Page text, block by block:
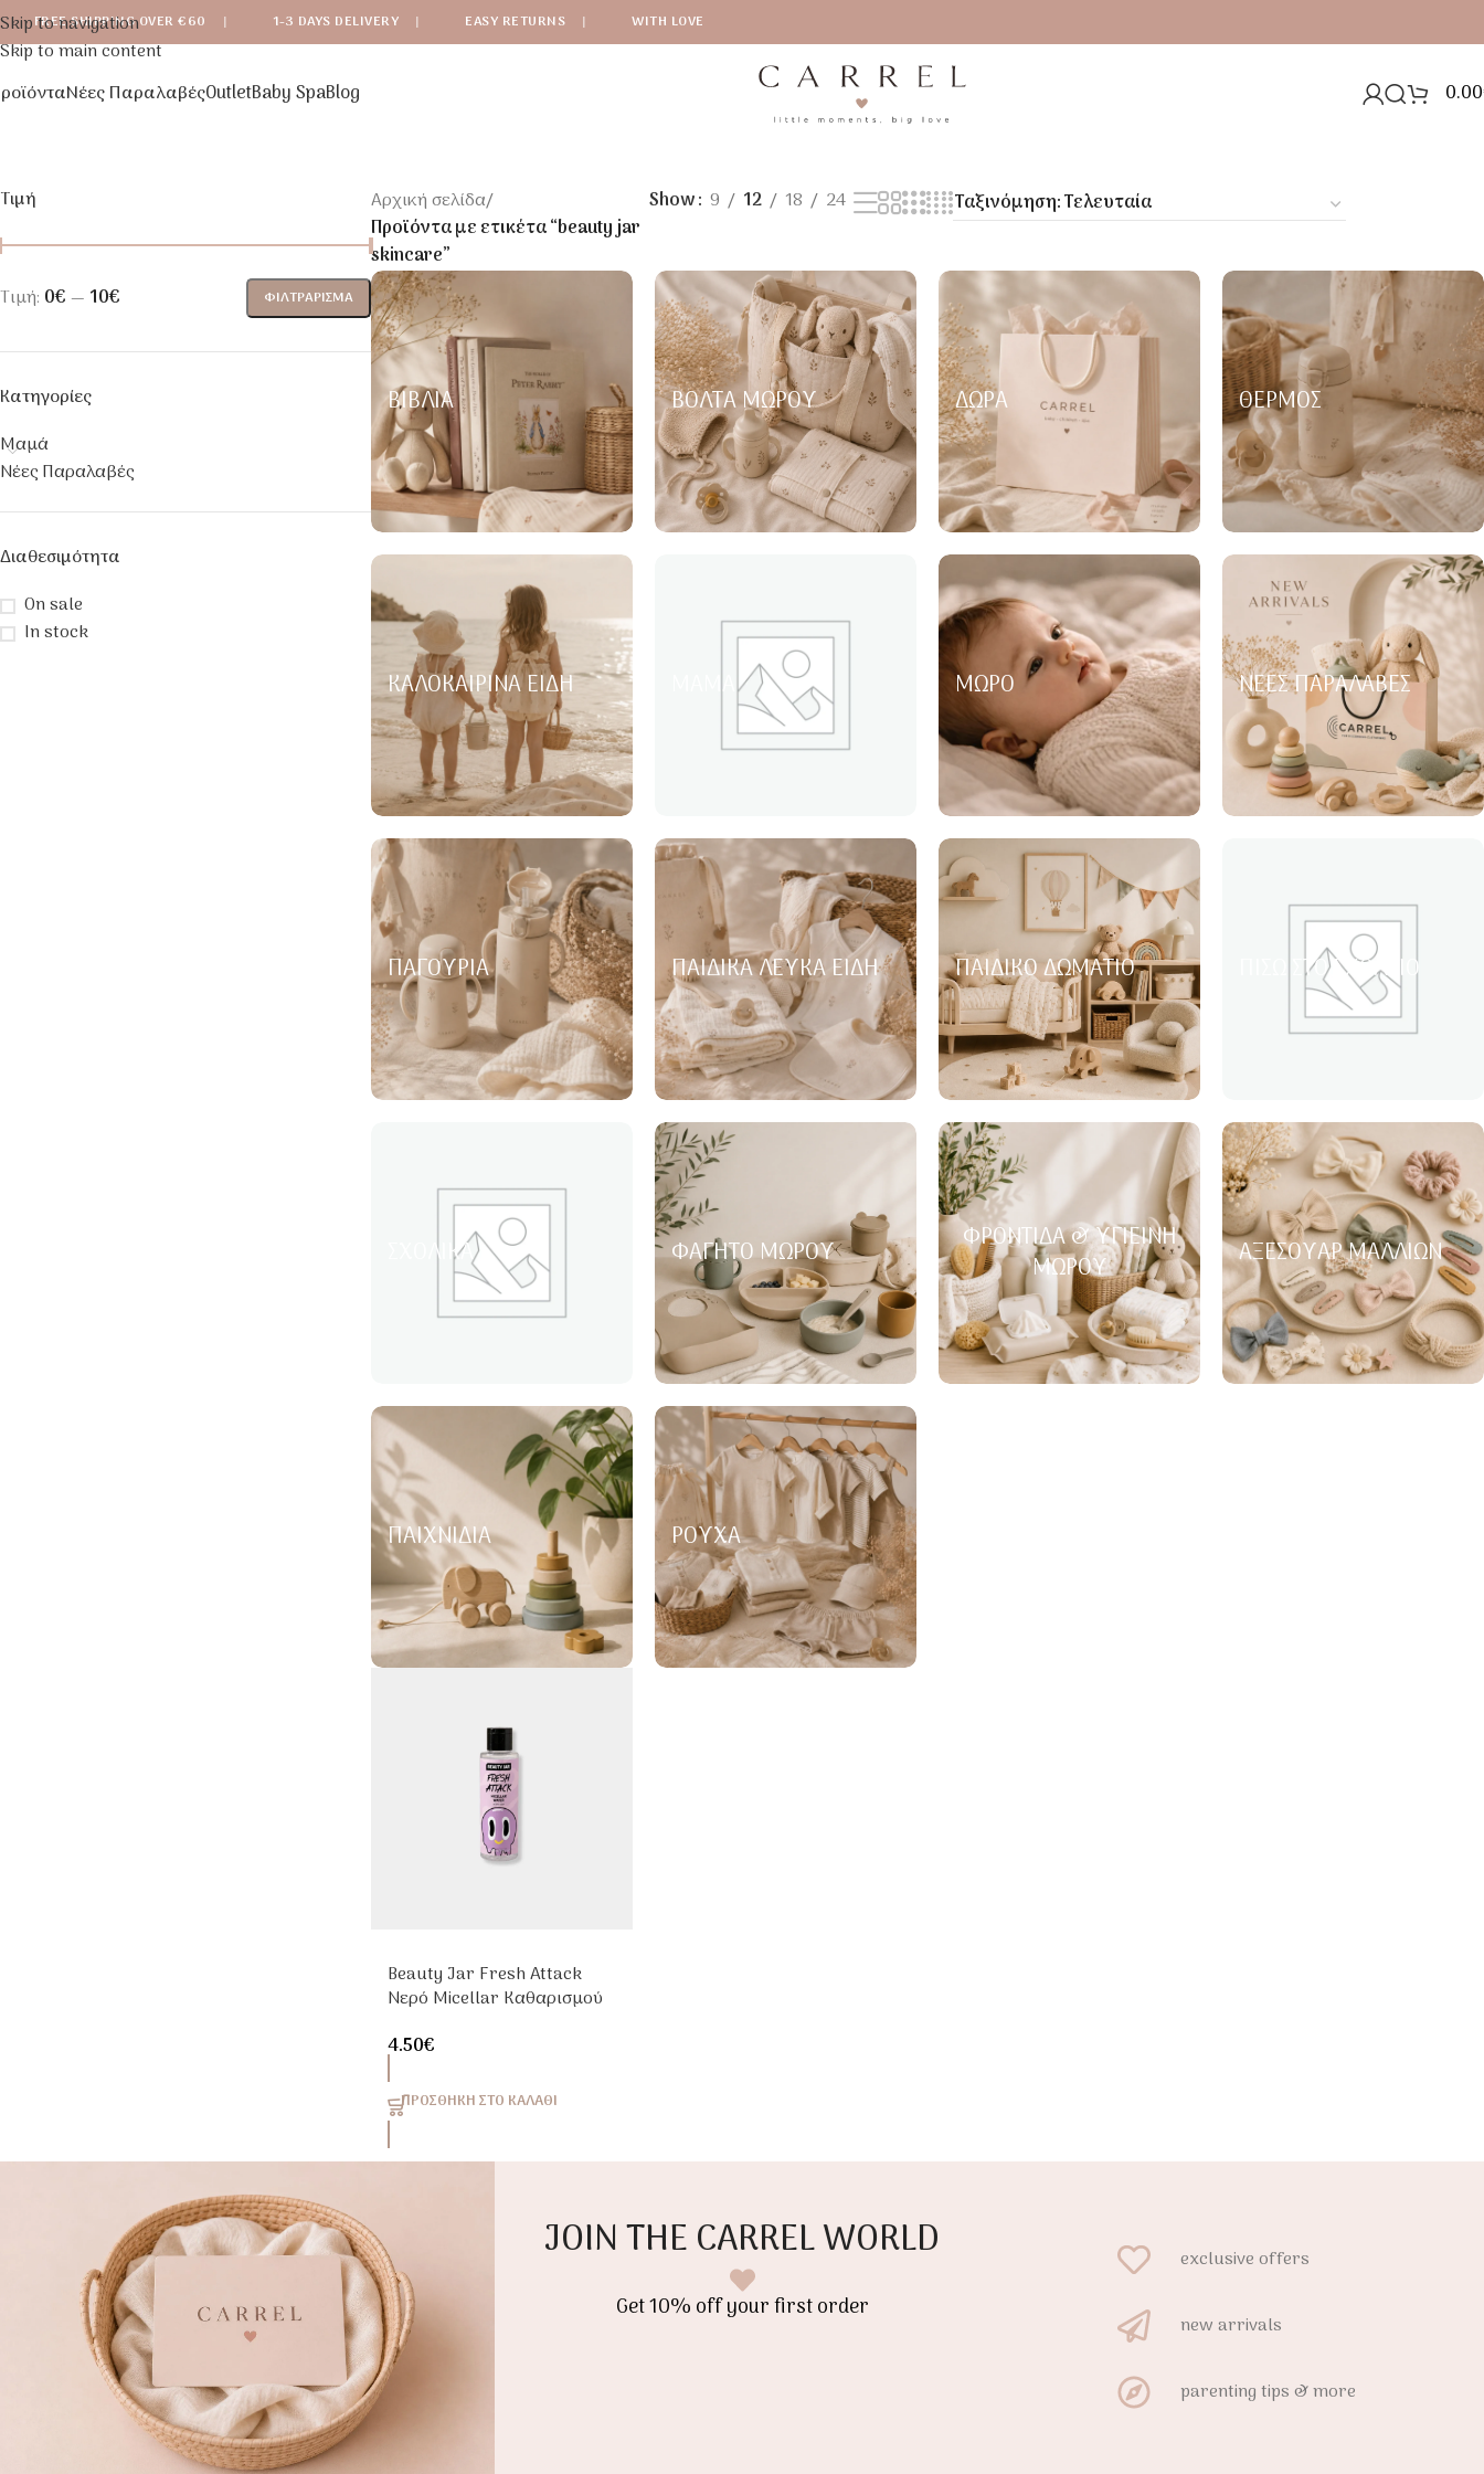
Skip to navigation
Skip to main content
FREE SHIPPING OVER €60 | 1-3 DAYS DELIVERY | EASY RETURNS | WITH LOVE
Νέες ΠαραλαβέςOutletBaby SpaBlog 0.00
Τιμή
ΦΙΛΤΡΆΡΙΣΜΑ
Τιμή: 0€— 10€
Κατηγορίες
Μαμά
Νέες Παραλαβές
Διαθεσιμότητα
On sale
In stock
Αρχική σελίδα/
Προϊόντα με ετικέτα “beauty jar
skincare”
Show 9 12 18 24
ΒΙΒΛΊΑ ΒΌΛΤΑ ΜΩΡΟΎ ΔΏΡΑ ΘΕΡΜΌΣ
ΚΑΛΟΚΑΙΡΙΝΑ ΕΊΔΗ ΜΩΡΌ ΝΈΕΣ ΠΑΡΑΛΑΒΈΣ
ΠΑΓΟΎΡΙΑ ΠΑΙΔΙΚΆ ΛΕΥΚΆ ΕΊΔΗ ΠΑΙΔΙΚΌ ΔΩΜΆΤΙΟ ΠΊΣΩ ΣΤΟ ΣΧΟΛΕΊΟ
ΣΧΟΛΙΚΆ ΦΑΓΗΤΌ ΜΩΡΟΎ
ΦΡΟΝΤΊΔΑ & ΥΓΙΕΙΝΉ
ΜΩΡΟΎ
ΑΞΕΣΟΥΆΡ ΜΑΛΛΙΏΝ
ΠΑΙΧΝΊΔΙΑ ΡΟΎΧΑ
Beauty Jar Fresh Attack
Νερό Micellar Καθαρισμού
100ml
4.50€
ΠΡΟΣΘΉΚΗ ΣΤΟ ΚΑΛΆΘΙ
JOIN THE CARREL WORLD
Get 10% off your first order
exclusive offers
new arrivals
parenting tips & more